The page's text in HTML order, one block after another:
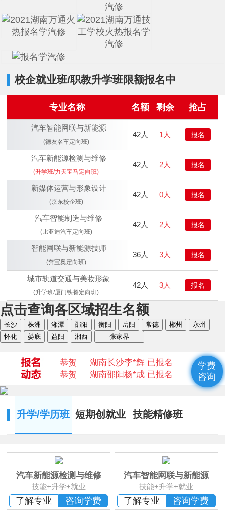
校企就业班/职教升学班限额报名中
专业名称 名额 剩余 抢占
汽车智能网联与新能源
(德友名车定向班)
42人 1人 报名
汽车新能源检测与维修
(升学班/力天宝马定向班)
42人 2人 报名
新媒体运营与形象设计
(京东校企班)
42人 0人 报名
汽车智能制造与维修
(比亚迪汽车定向班)
42人 2人 报名
智能网联与新能源技师
(奔宝奥定向班)
36人 3人 报名
城市轨道交通与美妆形象
(升学班/厦门铁餐定向班)
42人 3人 报名
点击查询各区域招生名额
长沙 株洲 湘潭 邵阳 衡阳 岳阳 常德 郴州
永州
怀化
娄底 益阳 湘西 张家界
恭贺 湖南衡阳何* 已报名
恭贺
湖南益阳陈* 已报名
恭贺
湖南湘西何*凡 已报名
恭贺
湖南长沙李*辉 已报名
恭贺
湖南邵阳杨*成 已报名
恭贺
湖南衡阳谢光平 已报名
恭贺
恭贺
何*凡 已报名
恭贺
湖南益阳卢*俊 已报名
恭贺
湖南长沙
李*辉 已报名
恭贺
湖南邵阳杨*成 已报名
恭贺
湖南郴州刘* 已报名
升学/学历班 短期创就业
班
技能精修班
汽车新能源检测与维修
技能+升学+就业
了解专业 咨询学费
汽车智能网联与新能源
技能+升学+就业
了解专业 咨询学费
学费
咨询